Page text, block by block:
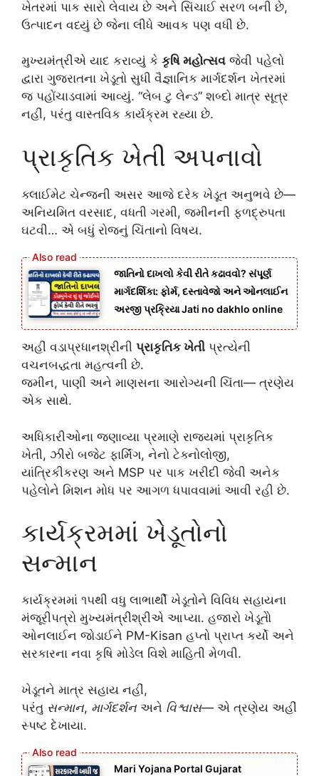
ખેતરમાં પાક સારો લેવાય છે અને સિંચાઈ સરળ બની છે,
ઉત્પાદન વધ્યું છે જેના લીધે આવક પણ વધી છે.
મુખ્યમંત્રીએ યાદ કરાવ્યું કે કૃષિ મહોત્સવ જેવી પહેલો
દ્વારા ગુજરાતના ખેડૂતો સુધી વૈજ્ઞાનિક માર્ગદર્શન ખેતરમાં
જ પહોંચાડવામાં આવ્યું. “લેબ ટુ લેન્ડ” શબ્દો માત્ર સૂત્ર
નહીં, પરંતુ વાસ્તવિક કાર્યક્રમ રહ્યા છે.
પ્રાકૃતિક ખેતી અપનાવો
ક્લાઈમેટ ચેન્જની અસર આજે દરેક ખેડૂત અનુભવે છે—
અનિયમિત વરસાદ, વધતી ગરમી, જમીનની ફળદ્રુપતા
ઘટવી… એ બધું રોજનું ચિંતાનો વિષય.
જાતિનો દાખલો કેવી રીતે કઢાવવો? સંપૂર્ણ
માર્ગદર્શિકા: ફોર્મ, દસ્તાવેજો અને ઓનલાઈન
અરજી પ્રક્રિયા Jati no dakhlo online
અહીં વડાપ્રધાનશ્રીની પ્રાકૃતિક ખેતી પ્રત્યેની
વચનબદ્ધતા મહત્વની છે.
જમીન, પાણી અને માણસના આરોગ્યની ચિંતા— ત્રણેય
એક સાથે.
અધિકારીઓના જણાવ્યા પ્રમાણે રાજ્યમાં પ્રાકૃતિક
ખેતી, ઝીરો બજેટ ફાર્મિંગ, નેનો ટેક્નોલોજી,
યાંત્રિકીકરણ અને MSP પર પાક ખરીદી જેવી અનેક
પહેલોને મિશન મોધ પર આગળ ધપાવવામાં આવી રહી છે.
કાર્યક્રમમાં ખેડૂતોનો
સન્માન
કાર્યક્રમમાં ૧૫થી વધુ લાભાર્થી ખેડૂતોને વિવિધ સહાયના
મંજૂરીપત્રો મુખ્યમંત્રીશ્રીએ આપ્યા. હજારો ખેડૂતોે
ઓનલાઈન જોડાઈને PM-Kisan હપ્તો પ્રાપ્ત કર્યો અને
સરકારના નવા કૃષિ મોડેલ વિશે માહિતી મેળવી.
ખેડૂતને માત્ર સહાય નહીં,
પરંતુ સન્માન, માર્ગદર્શન અને વિશ્વાસ— એ ત્રણેય અહીં
સ્પષ્ટ દેખાયા.
Mari Yojana Portal Gujarat